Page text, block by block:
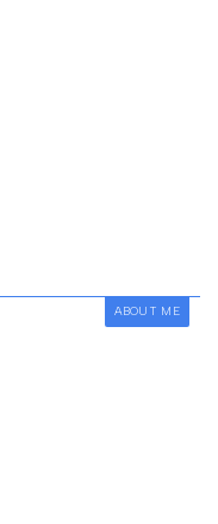
ABOUT ME